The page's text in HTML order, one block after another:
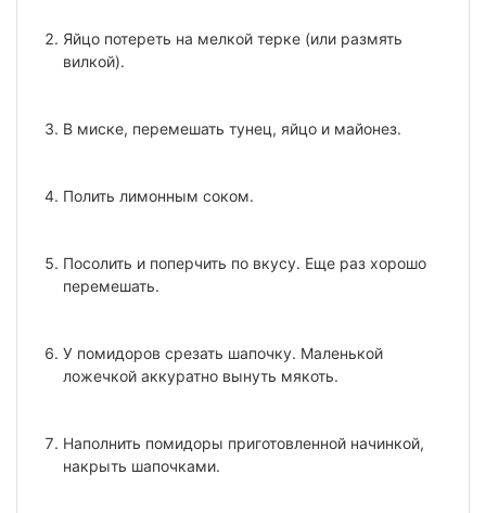
Яйцо потереть на мелкой терке (или размять
вилкой).
В миске, перемешать тунец, яйцо и майонез.
Полить лимонным соком.
Посолить и поперчить по вкусу. Еще раз хорошо
перемешать.
У помидоров срезать шапочку. Маленькой
ложечкой аккуратно вынуть мякоть.
Наполнить помидоры приготовленной начинкой,
накрыть шапочками.